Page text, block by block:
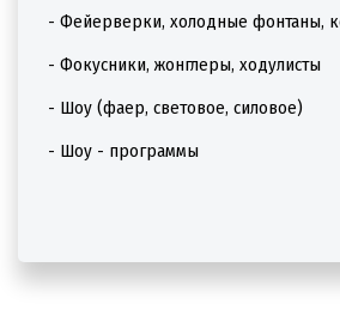
- Фейерверки, холодные фонтаны,
- Фокусники, жонглеры, ходулисты
- Шоу (фаер, световое, силовое)
- Шоу - программы